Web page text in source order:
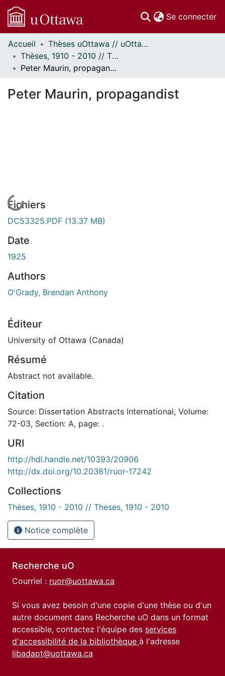
Se connecter
Communautés
et collections
Parcourir
À propos
Accueil
Thèses uOttawa // uOttawa Theses
Thèses, 1910 - 2010 // Theses, 1910 - 2010
Peter Maurin, propagandist
Peter Maurin, propagandist
En cours de chargement...
Fichiers
DC53325.PDF (13.37 MB)
Date
1925
Authors
O'Grady, Brendan Anthony
Éditeur
University of Ottawa (Canada)
Résumé
Abstract not available.
Citation
Source: Dissertation Abstracts International, Volume:
72-03, Section: A, page: .
URI
http://hdl.handle.net/10393/20906
http://dx.doi.org/10.20381/ruor-17242
Collections
Thèses, 1910 - 2010 // Theses, 1910 - 2010
Notice complète
Recherche uO
Courriel : ruor@uottawa.ca
Si vous avez besoin d'une copie d'une thèse ou d'un
autre document dans Recherche uO dans un format
accessible, contactez l'équipe des services
d'accessibilité de la bibliothèque à l'adresse
libadapt@uottawa.ca